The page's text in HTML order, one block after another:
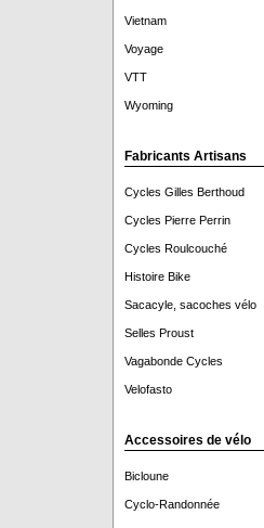
Vietnam
Voyage
VTT
Wyoming
Fabricants Artisans
Cycles Gilles Berthoud
Cycles Pierre Perrin
Cycles Roulcouché
Histoire Bike
Sacacyle, sacoches vélo
Selles Proust
Vagabonde Cycles
Velofasto
Accessoires de vélo
Bicloune
Cyclo-Randonnée